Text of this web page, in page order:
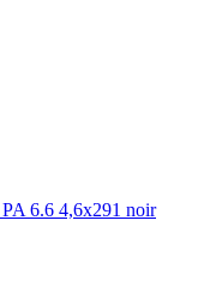
6.6 4,6x291 noir